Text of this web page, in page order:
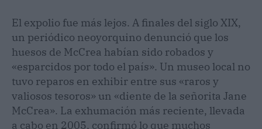
El expolio fue más lejos. A finales del siglo XIX,
un periódico neoyorquino denunció que los
huesos de McCrea habían sido robados y
«esparcidos por todo el país». Un museo local no
tuvo reparos en exhibir entre sus «raros y
valiosos tesoros» un «diente de la señorita Jane
McCrea». La exhumación más reciente, llevada
a cabo en 2005, confirmó lo que muchos